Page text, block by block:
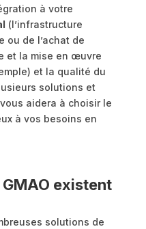
à votre
(l’infrastructure
ou de l’achat de
et la mise en œuvre
et la qualité du
solutions et
aidera à choisir le
à vos besoins en
existent
solutions de